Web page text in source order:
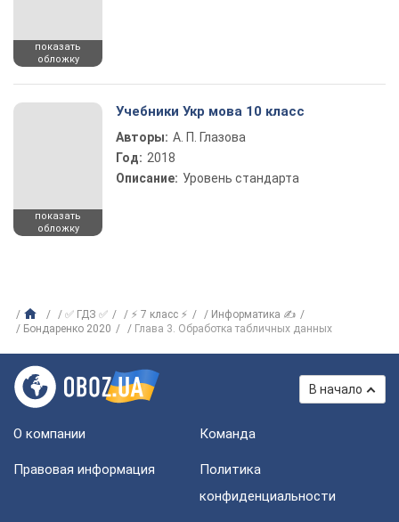
показать
обложку
показать
обложку
Учебники Укр мова 10 класс
Авторы: А. П. Глазова
Год: 2018
Описание: Уровень стандарта
✅ ГДЗ ✅ ⚡ 7 класс ⚡
Информатика ✍
Бондаренко 2020
Глава 3. Обработка табличных данных
В начало
О компании Команда
Правовая информация
Политика
конфиденциальности